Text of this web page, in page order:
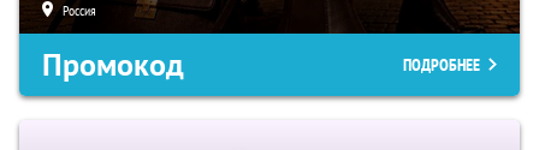
Россия
Промокод ПОДРОБНЕЕ